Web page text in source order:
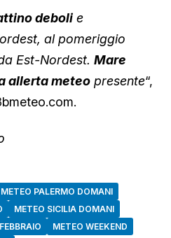
deboli e
al pomeriggio
Est-Nordest. Mare
allerta meteo presente“,
METEO PALERMO DOMANI
METEO SICILIA DOMANI
METEO WEEKEND